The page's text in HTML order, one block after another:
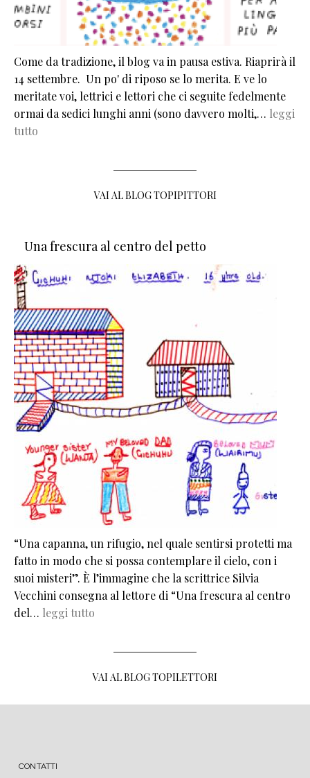
Come da tradizione, il blog va in pausa estiva. Riaprirà il
14 settembre. Un po' di riposo se lo merita. E ve lo
meritate voi, lettrici e lettori che ci seguite fedelmente
ormai da sedici lunghi anni (sono davvero molti,… leggi
tutto
VAI AL BLOG TOPIPITTORI
Una frescura al centro del petto
“Una capanna, un rifugio, nel quale sentirsi protetti ma
fatto in modo che si possa contemplare il cielo, con i
suoi misteri”. È l’immagine che la scrittrice Silvia
Vecchini consegna al lettore di “Una frescura al centro
del… leggi tutto
VAI AL BLOG TOPILETTORI
MENU FOOTER
CONTATTI